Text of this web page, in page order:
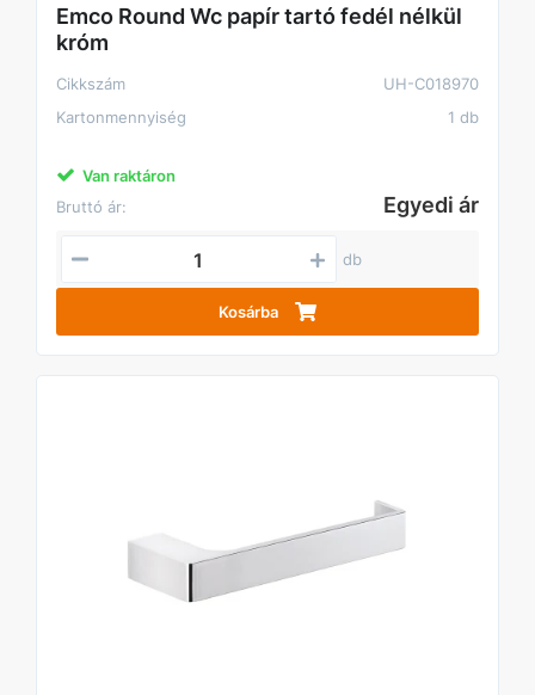
Emco Round Wc papír tartó fedél nélkül
króm
Cikkszám
UH-C018970
Kartonmennyiség
1 db
Van raktáron
Bruttó ár:
Egyedi ár
db
Kosárba